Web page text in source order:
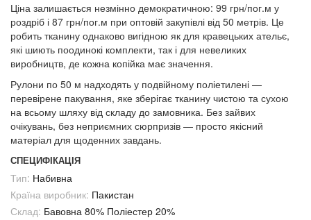
Ціна залишається незмінно демократичною: 99 грн/пог.м у
роздріб і 87 грн/пог.м при оптовій закупівлі від 50 метрів. Це
робить тканину однаково вигідною як для кравецьких ательє,
які шиють поодинокі комплекти, так і для невеликих
виробництв, де кожна копійка має значення.
Рулони по 50 м надходять у подвійному поліетилені —
перевірене пакування, яке зберігає тканину чистою та сухою
на всьому шляху від складу до замовника. Без зайвих
очікувань, без неприємних сюрпризів — просто якісний
матеріал для щоденних завдань.
СПЕЦИФІКАЦІЯ
Тип: Набивна
Країна виробник: Пакистан
Склад: Бавовна 80% Поліестер 20%